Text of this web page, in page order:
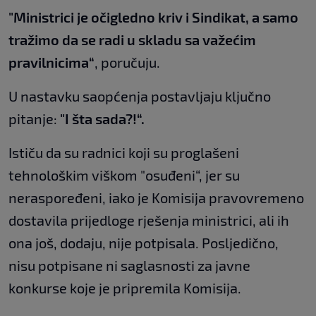
"Ministrici je očigledno kriv i Sindikat, a samo
tražimo da se radi u skladu sa važećim
pravilnicima“, poručuju.
U nastavku saopćenja postavljaju ključno
pitanje: "I šta sada?!“.
Ističu da su radnici koji su proglašeni
tehnološkim viškom "osuđeni“, jer su
neraspoređeni, iako je Komisija pravovremeno
dostavila prijedloge rješenja ministrici, ali ih
ona još, dodaju, nije potpisala. Posljedično,
nisu potpisane ni saglasnosti za javne
konkurse koje je pripremila Komisija.